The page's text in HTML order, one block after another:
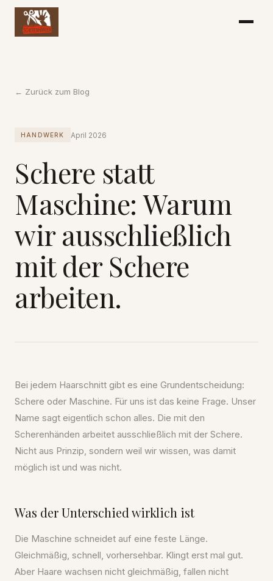
← Zurück zum Blog
HANDWERK April 2026
Schere statt
Maschine: Warum
wir ausschließlich
mit der Schere
arbeiten.
Bei jedem Haarschnitt gibt es eine Grundentscheidung:
Schere oder Maschine. Für uns ist das keine Frage. Unser
Name sagt eigentlich schon alles. Die mit den
Scherenhänden arbeitet ausschließlich mit der Schere.
Nicht aus Prinzip, sondern weil wir wissen, was damit
möglich ist und was nicht.
Was der Unterschied wirklich ist
Die Maschine schneidet auf eine feste Länge.
Gleichmäßig, schnell, vorhersehbar. Klingt erst mal gut.
Aber Haare wachsen nicht gleichmäßig, fallen nicht